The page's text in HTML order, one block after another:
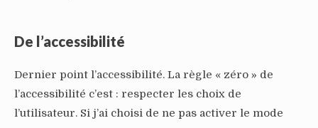
De l’accessibilité
Dernier point l’accessibilité. La règle « zéro » de
l’accessibilité c’est : respecter les choix de
l’utilisateur. Si j’ai choisi de ne pas activer le mode